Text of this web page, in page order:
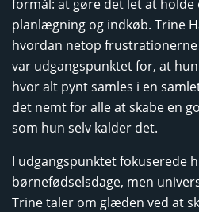
formål: at gøre det let at holde
planlægning og indkøb. Trine
hvordan netop
var udgangspunktet for, at
hvor alt pynt samles i en
det nemt for alle at skabe en
som hun selv kalder det.
I udgangspunktet fokuserede
børnefødselsdage, men
Trine taler om glæden ved at